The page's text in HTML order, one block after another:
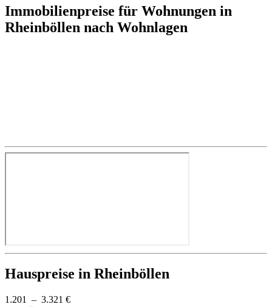
Immobilienpreise für Wohnungen in
Rheinböllen nach Wohnlagen
Hauspreise in Rheinböllen
1.201 – 3.321 €